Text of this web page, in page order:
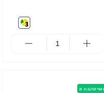
в